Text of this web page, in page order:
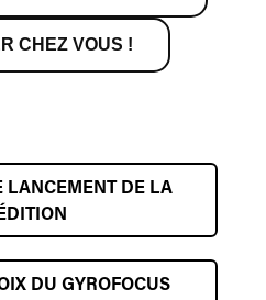
CHEZ VOUS !
LANCEMENT DE LA
DU GYROFOCUS